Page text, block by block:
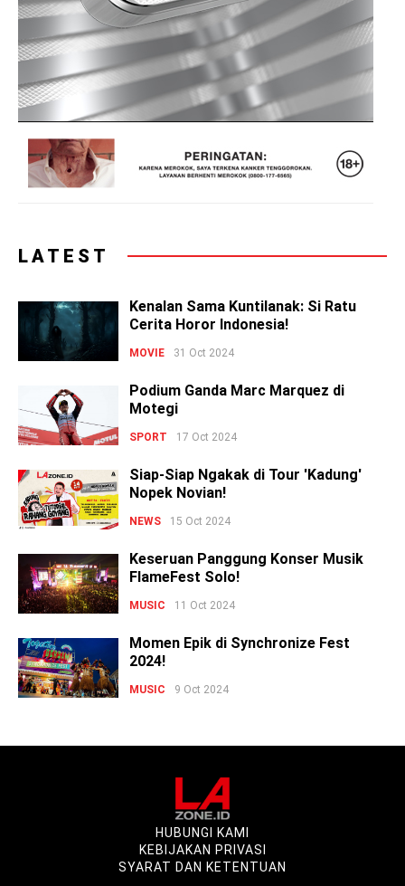
LATEST
Kenalan Sama Kuntilanak: Si Ratu
Cerita Horor Indonesia!
MOVIE 31 Oct 2024
Podium Ganda Marc Marquez di
Motegi
SPORT 17 Oct 2024
Siap-Siap Ngakak di Tour 'Kadung'
Nopek Novian!
NEWS 15 Oct 2024
Keseruan Panggung Konser Musik
FlameFest Solo!
MUSIC 11 Oct 2024
Momen Epik di Synchronize Fest
2024!
MUSIC 9 Oct 2024
HUBUNGI KAMI
KEBIJAKAN PRIVASI
SYARAT DAN KETENTUAN